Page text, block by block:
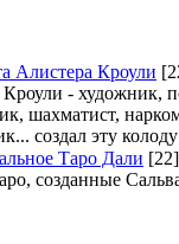
Алистера Кроули
- художник,
шахматист,
создал эту
Таро Дали [22]
созданные